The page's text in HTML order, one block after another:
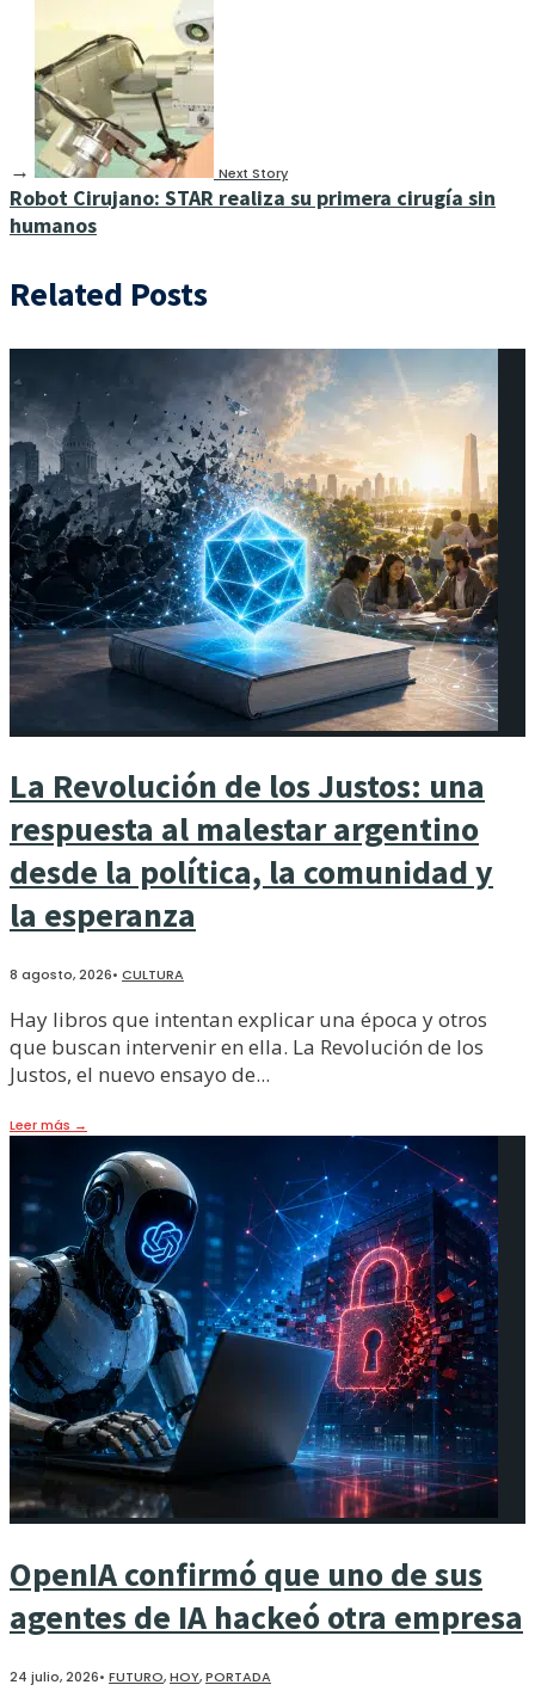
→ Next Story
Robot Cirujano: STAR realiza su primera cirugía sin
humanos
Related Posts
La Revolución de los Justos: una
respuesta al malestar argentino
desde la política, la comunidad y
la esperanza
8 agosto, 2026• CULTURA
Hay libros que intentan explicar una época y otros
que buscan intervenir en ella. La Revolución de los
Justos, el nuevo ensayo de...
Leer más →
OpenIA confirmó que uno de sus
agentes de IA hackeó otra empresa
24 julio, 2026• FUTURO,HOY,PORTADA